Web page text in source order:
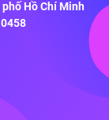
Hồ Chí Minh